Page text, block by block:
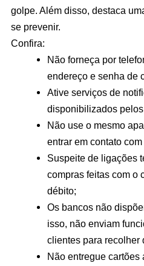
golpe. Além disso, destaca
se prevenir.
Confira:
Não forneça por
endereço e senha de
Ative serviços de
disponibilizados
Não use o mesmo
entrar em contato
Suspeite de ligações
compras feitas com o
débito;
Os bancos não
isso, não enviam
clientes para recolher
Não entregue